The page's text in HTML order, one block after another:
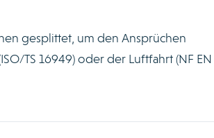
gesplittet, um den Ansprüchen
TS 16949) oder der Luftfahrt (NF EN